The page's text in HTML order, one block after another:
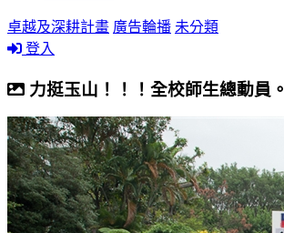
卓越及深耕計畫 廣告輪播 未分類
登入
力挺玉山！！！全校師生總動員。